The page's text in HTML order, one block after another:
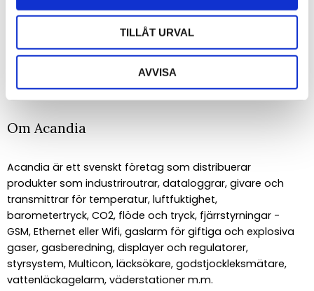
TILLÅT URVAL
AVVISA
PRENUMERERA
Dina personuppgifter behandlas i enlighet med vår
Om Acandia
Acandia är ett svenskt företag som distribuerar
produkter som industriroutrar, dataloggrar, givare och
transmittrar för temperatur, luftfuktighet,
barometertryck, CO2, flöde och tryck, fjärrstyrningar -
GSM, Ethernet eller Wifi, gaslarm för giftiga och explosiva
gaser, gasberedning, displayer och regulatorer,
styrsystem, Multicon, läcksökare, godstjockleksmätare,
vattenläckagelarm, väderstationer m.m.